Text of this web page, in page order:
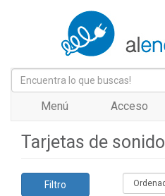
Menú Acceso
Tarjetas de sonido
Filtro